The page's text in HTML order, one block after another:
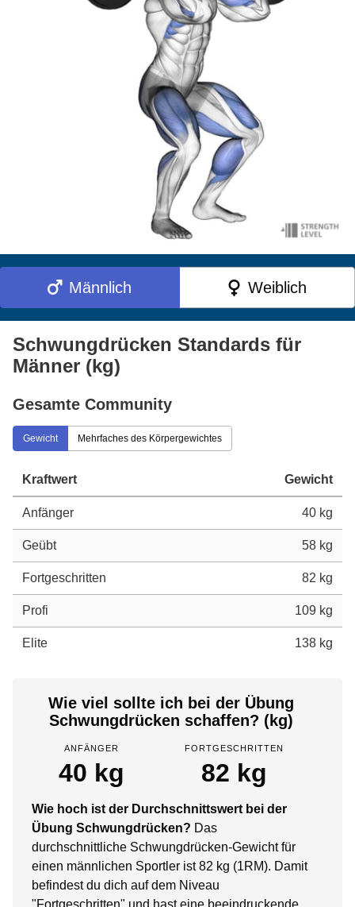
Männlich Weiblich
Schwungdrücken Standards für
Männer (kg)
Gesamte Community
Gewicht Mehrfaches des Körpergewichtes
Kraftwert Gewicht
Anfänger 40 kg
Geübt 58 kg
Fortgeschritten 82 kg
Profi 109 kg
Elite 138 kg
Wie viel sollte ich bei der Übung
Schwungdrücken schaffen? (kg)
ANFÄNGER
40 kg
FORTGESCHRITTEN
82 kg
Wie hoch ist der Durchschnittswert bei der
Übung Schwungdrücken? Das
durchschnittliche Schwungdrücken-Gewicht für
einen männlichen Sportler ist 82 kg (1RM). Damit
befindest du dich auf dem Niveau
"Fortgeschritten" und hast eine beeindruckende